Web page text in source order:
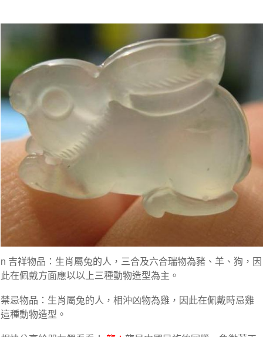
n 吉祥物品：生肖屬兔的人，三合及六合瑞物為豬、羊、狗，因
此在佩戴方面應以以上三種動物造型為主。
禁忌物品：生肖屬兔的人，相沖凶物為雞，因此在佩戴時忌雞
這種動物造型。